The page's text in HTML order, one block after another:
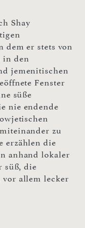
Shay
dem er stets von
in den
jemenitischen
Fenster
süße
nie endende
zu
erzählen die
anhand lokaler
süß, die
vor allem lecker